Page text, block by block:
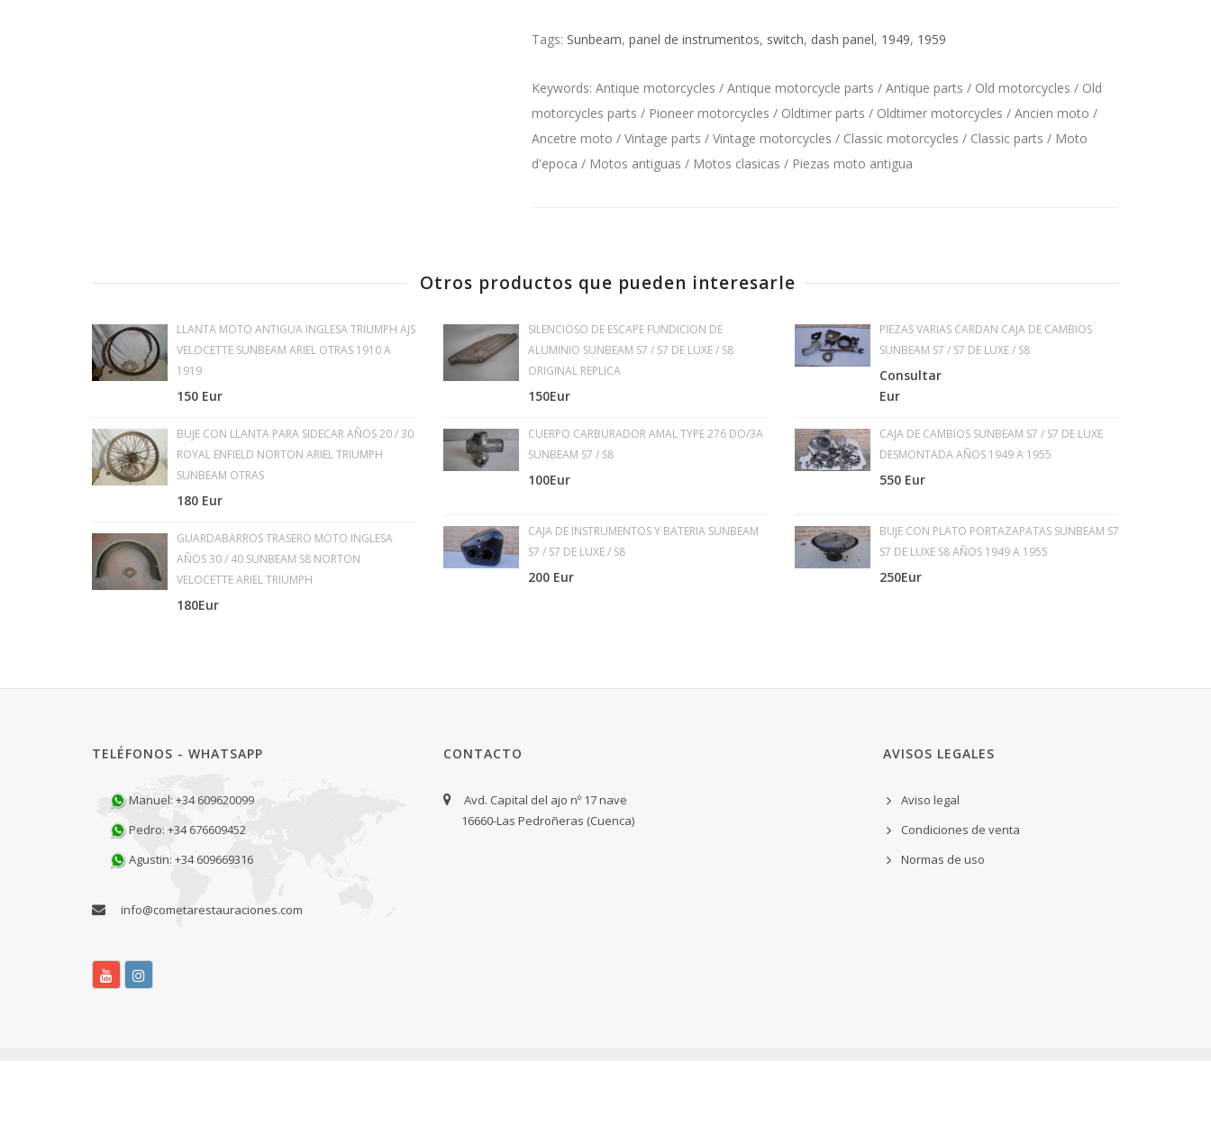
Tags: Sunbeam, panel de instrumentos, switch, dash panel, 1949, 1959
Keywords: Antique motorcycles / Antique motorcycle parts / Antique parts / Old motorcycles / Old
motorcycles parts / Pioneer motorcycles / Oldtimer parts / Oldtimer motorcycles / Ancien moto /
Ancetre moto / Vintage parts / Vintage motorcycles / Classic motorcycles / Classic parts / Moto
d'epoca / Motos antiguas / Motos clasicas / Piezas moto antigua
Otros productos que pueden interesarle
LLANTA MOTO ANTIGUA INGLESA TRIUMPH AJS
VELOCETTE SUNBEAM ARIEL OTRAS 1910 A
1919
150 Eur
BUJE CON LLANTA PARA SIDECAR AÑOS 20 / 30
ROYAL ENFIELD NORTON ARIEL TRIUMPH
SUNBEAM OTRAS
180 Eur
GUARDABARROS TRASERO MOTO INGLESA
AÑOS 30 / 40 SUNBEAM S8 NORTON
VELOCETTE ARIEL TRIUMPH
180Eur
SILENCIOSO DE ESCAPE FUNDICION DE
ALUMINIO SUNBEAM S7 / S7 DE LUXE / S8
ORIGINAL REPLICA
150Eur
CUERPO CARBURADOR AMAL TYPE 276 DO/3A
SUNBEAM S7 / S8
100Eur
CAJA DE INSTRUMENTOS Y BATERIA SUNBEAM
S7 / S7 DE LUXE / S8
200 Eur
PIEZAS VARIAS CARDAN CAJA DE CAMBIOS
SUNBEAM S7 / S7 DE LUXE / S8
Consultar
Eur
CAJA DE CAMBIOS SUNBEAM S7 / S7 DE LUXE
DESMONTADA AÑOS 1949 A 1955
550 Eur
BUJE CON PLATO PORTAZAPATAS SUNBEAM S7
S7 DE LUXE S8 AÑOS 1949 A 1955
250Eur
TELÉFONOS - WHATSAPP
Manuel: +34 609620099
Pedro: +34 676609452
Agustin: +34 609669316
info@cometarestauraciones.com
CONTACTO
Avd. Capital del ajo nº 17 nave
16660-Las Pedroñeras (Cuenca)
AVISOS LEGALES
Aviso legal
Condiciones de venta
Normas de uso